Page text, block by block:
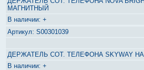
МАГНИТНЫЙ
+
S00301039
ДЕРЖАТЕЛЬ СОТ. ТЕЛЕФОНА SKYWAY
+